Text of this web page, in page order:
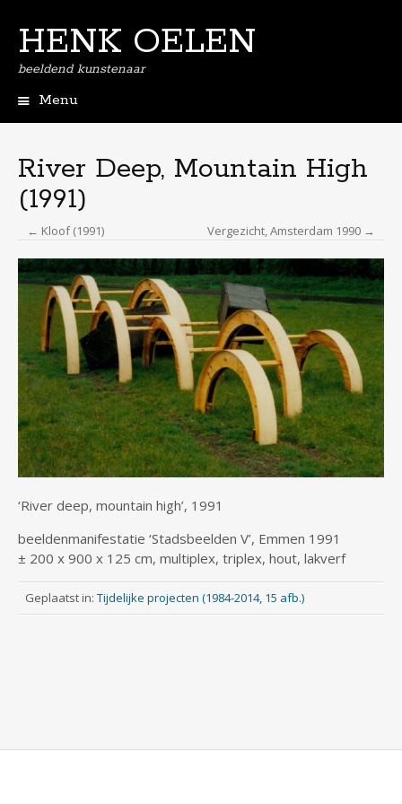
HENK OELEN
beeldend kunstenaar
Menu
inhoud
River Deep, Mountain High
(1991)
← Kloof (1991) Vergezicht, Amsterdam 1990 →
‘River deep, mountain high’, 1991
beeldenmanifestatie ‘Stadsbeelden V’, Emmen 1991
± 200 x 900 x 125 cm, multiplex, triplex, hout, lakverf
Geplaatst in: Tijdelijke projecten (1984-2014, 15 afb.)